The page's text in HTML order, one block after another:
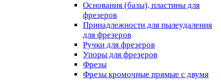
Основания (базы), пластины для
фрезеров
Принадлежности для пылеудаления
для фрезеров
Ручки для фрезеров
Упоры для фрезеров
Фрезы
Фрезы кромочные прямые с двумя